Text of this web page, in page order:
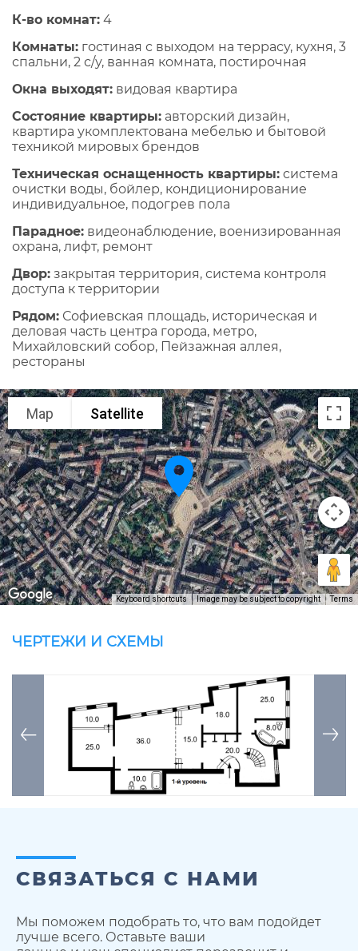
К-во комнат: 4
Комнаты: гостиная с выходом на террасу, кухня, 3
спальни, 2 с/у, ванная комната, постирочная
Окна выходят: видовая квартира
Состояние квартиры: авторский дизайн,
квартира укомплектована мебелью и бытовой
техникой мировых брендов
Техническая оснащенность квартиры: cистема
очистки воды, бойлер, кондиционирование
индивидуальное, подогрев пола
Парадное: видеонаблюдение, военизированная
охрана, лифт, ремонт
Двор: закрытая территория, система контроля
доступа к территории
Рядом: Софиевская площадь, историческая и
деловая часть центра города, метро,
Михайловский собор, Пейзажная аллея,
рестораны
Map Satellite
Keyboard shortcuts Image may be subject to copyright Terms
ЧЕРТЕЖИ И СХЕМЫ
СВЯЗАТЬСЯ С НАМИ
Мы поможем подобрать то, что вам подойдет
лучше всего. Оставьте ваши